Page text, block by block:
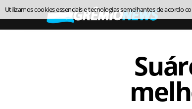
Utilizamos cookies essenciais e tecnologias semelhantes de acordo